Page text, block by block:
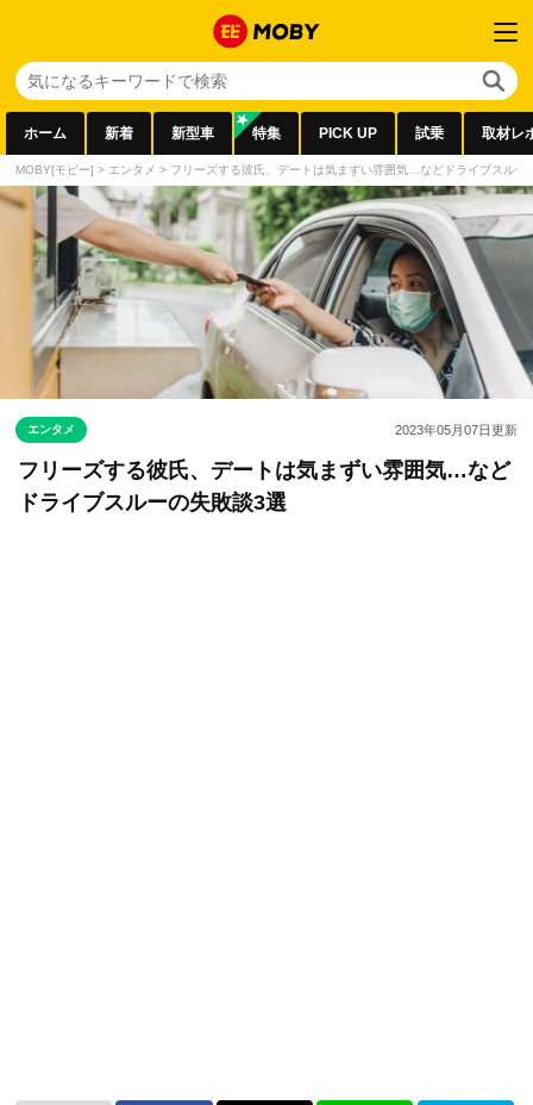
ホーム 新着 新型車 特集 PICK UP 試乗 取材レ
MOBY[モビー] > エンタメ > フリーズする彼氏、デートは気まずい雰囲気…などドライブスルー
エンタメ 2023年05月07日更新
フリーズする彼氏、デートは気まずい雰囲気…など
ドライブスルーの失敗談3選